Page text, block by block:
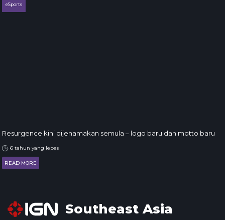
eSports
Resurgence kini dijenamakan semula – logo baru dan motto baru
6 tahun yang lepas
READ MORE
Southeast Asia